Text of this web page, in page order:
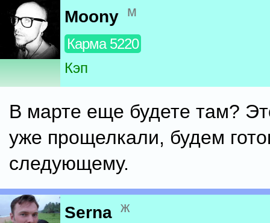
Moony м
Карма 5220
Кэп
В марте еще будете там?
уже прощелкали, будем
следующему.
Serna ж